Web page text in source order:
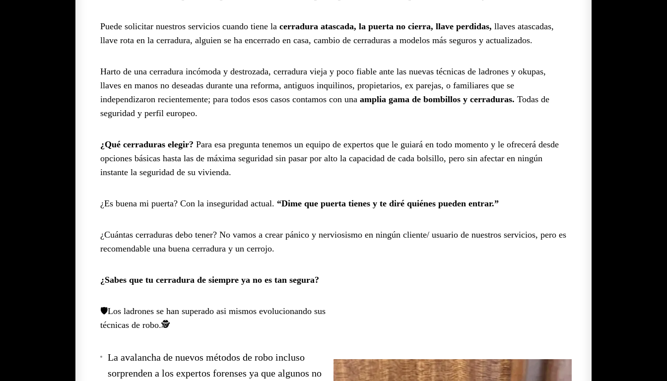
Puede solicitar nuestros servicios cuando tiene la cerradura atascada, la puerta no cierra, llave perdidas, llaves atascadas,
llave rota en la cerradura, alguien se ha encerrado en casa, cambio de cerraduras a modelos más seguros y actualizados.
Harto de una cerradura incómoda y destrozada, cerradura vieja y poco fiable ante las nuevas técnicas de ladrones y okupas,
llaves en manos no deseadas durante una reforma, antiguos inquilinos, propietarios, ex parejas, o familiares que se
independizaron recientemente; para todos esos casos contamos con una amplia gama de bombillos y cerraduras. Todas de
seguridad y perfil europeo.
¿Qué cerraduras elegir? Para esa pregunta tenemos un equipo de expertos que le guiará en todo momento y le ofrecerá desde
opciones básicas hasta las de máxima seguridad sin pasar por alto la capacidad de cada bolsillo, pero sin afectar en ningún
instante la seguridad de su vivienda.
¿Es buena mi puerta? Con la inseguridad actual. “Dime que puerta tienes y te diré quiénes pueden entrar.”
¿Cuántas cerraduras debo tener? No vamos a crear pánico y nerviosismo en ningún cliente/ usuario de nuestros servicios, pero es
recomendable una buena cerradura y un cerrojo.
¿Sabes que tu cerradura de siempre ya no es tan segura?
🛡️Los ladrones se han superado asi mismos evolucionando sus
técnicas de robo.🕵️
La avalancha de nuevos métodos de robo incluso
sorprenden a los expertos forenses ya que algunos no